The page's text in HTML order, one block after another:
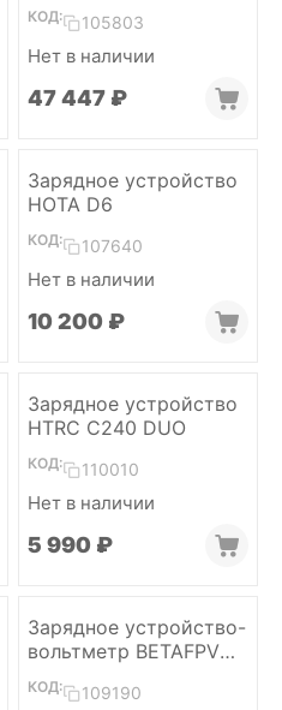
AC 2-6S (2x600W)
КОД: 105803
Нет в наличии
47 447 ₽
Зарядное устройство
HOTA D6
КОД: 107640
Нет в наличии
10 200 ₽
Зарядное устройство
HTRC C240 DUO
КОД: 110010
Нет в наличии
5 990 ₽
Зарядное устройство-
вольтметр BETAFPV
BT3.0
КОД: 109190